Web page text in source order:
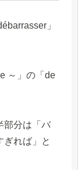
」
～」の「de
部分は「バ
ぎれば」と